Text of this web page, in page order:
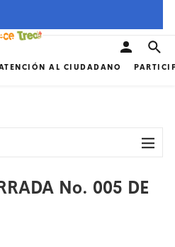
AL CIUDADANO
No. 005 DE